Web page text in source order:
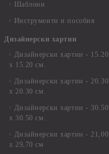
Шаблони
Инструменти и пособия
Дизайнерски хартии
Дизайнерски хартии - 15.20
х 15.20 см.
Дизайнерски хартии - 20.30
х 20.30 см.
Дизайнерски хартии - 30.50
х 30.50 см.
Дизайнерски хартии - 21,00
х 29,70 см